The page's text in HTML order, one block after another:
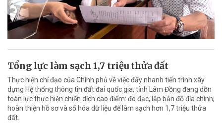
Tổng lực làm sạch 1,7 triệu thửa đất
Thực hiện chỉ đạo của Chính phủ về việc đẩy nhanh tiến trình xây
dựng Hệ thống thông tin đất đai quốc gia, tỉnh Lâm Đồng đang dồn
toàn lực thực hiện chiến dịch cao điểm: đo đạc, lập bản đồ địa chính,
hoàn thiện hồ sơ và số hóa dữ liệu để làm sạch hơn 1,7 triệu thửa
đất.